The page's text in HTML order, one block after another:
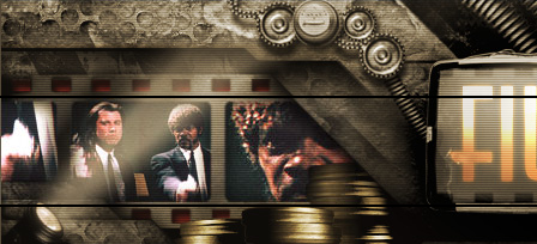
Hyppää pääsisältöön